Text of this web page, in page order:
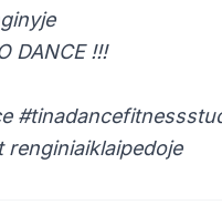
DANCE !!!
renginiaiklaipedoje